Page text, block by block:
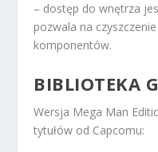
– dostęp do wnętrza
pozwala na
komponentów.
BIBLIOTEKA
Wersja Mega Man
tytułów od Capcomu: